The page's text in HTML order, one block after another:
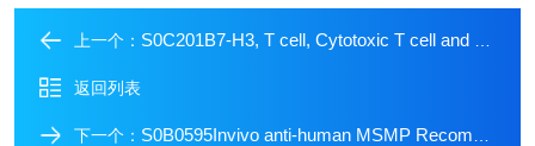
上一个： S0C201B7-H3, T cell, Cytotoxic T cell and Helper T cell (B7-H3, CD3 epsilon, CD8α, CD4) Antibody Panel
返回列表
下一个： S0B0595Invivo anti-human MSMP Recombinant mAb